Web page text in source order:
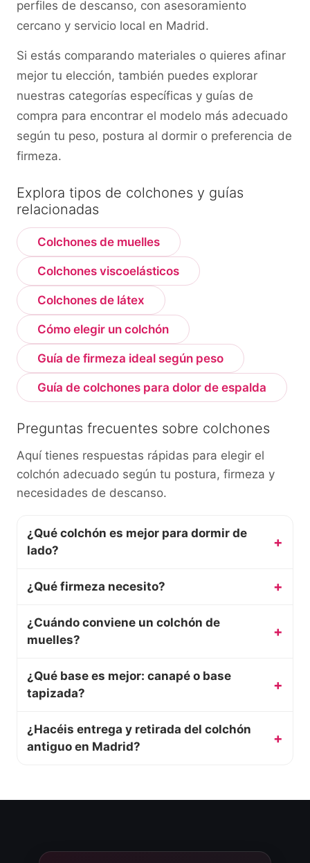
perfiles de descanso, con asesoramiento
cercano y servicio local en Madrid.
Si estás comparando materiales o quieres afinar
mejor tu elección, también puedes explorar
nuestras categorías específicas y guías de
compra para encontrar el modelo más adecuado
según tu peso, postura al dormir o preferencia de
firmeza.
Explora tipos de colchones y guías
relacionadas
Colchones de muelles
Colchones viscoelásticos
Colchones de látex
Cómo elegir un colchón
Guía de firmeza ideal según peso
Guía de colchones para dolor de espalda
Preguntas frecuentes sobre colchones
Aquí tienes respuestas rápidas para elegir el
colchón adecuado según tu postura, firmeza y
necesidades de descanso.
¿Qué colchón es mejor para dormir de
lado?
¿Qué firmeza necesito?
¿Cuándo conviene un colchón de
muelles?
¿Qué base es mejor: canapé o base
tapizada?
¿Hacéis entrega y retirada del colchón
antiguo en Madrid?